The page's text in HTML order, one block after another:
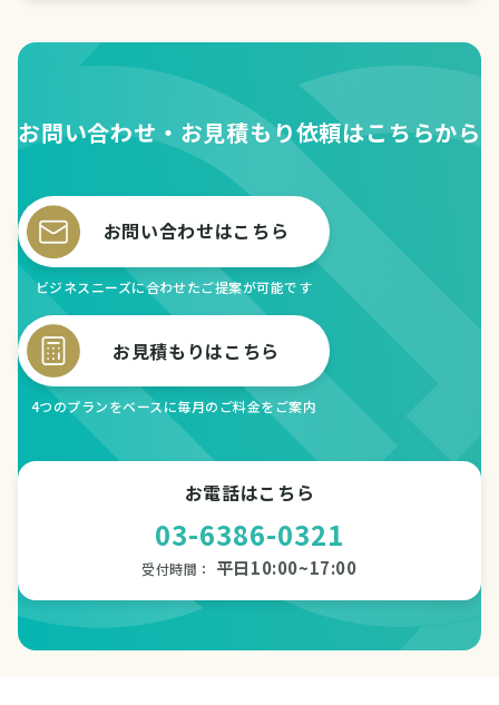
お問い合わせ・お見積もり依頼はこちらから
お問い合わせはこちら
ビジネスニーズに合わせたご提案が可能です
お見積もりはこちら
4つのプランをベースに毎月のご料金をご案内
お電話はこちら
03-6386-0321
受付時間： 平日10:00~17:00